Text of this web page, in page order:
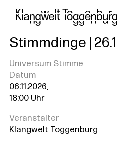
Stimmdinge |
Universum Stimme
Datum
06.11.2026,
18:00 Uhr
Veranstalter
Klangwelt Toggenburg